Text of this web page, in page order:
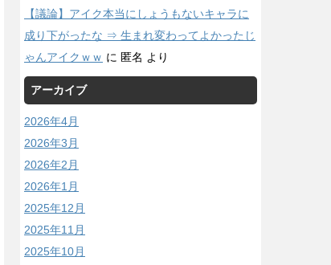
【議論】アイク本当にしょうもないキャラに
成り下がったな ⇒ 生まれ変わってよかったじ
ゃんアイクｗｗ に 匿名 より
アーカイブ
2026年4月
2026年3月
2026年2月
2026年1月
2025年12月
2025年11月
2025年10月